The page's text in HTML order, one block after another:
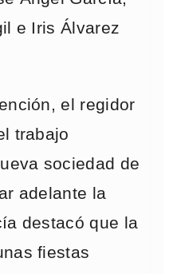
e Iris Álvarez
el regidor
trabajo
sociedad de
adelante la
destacó que la
fiestas